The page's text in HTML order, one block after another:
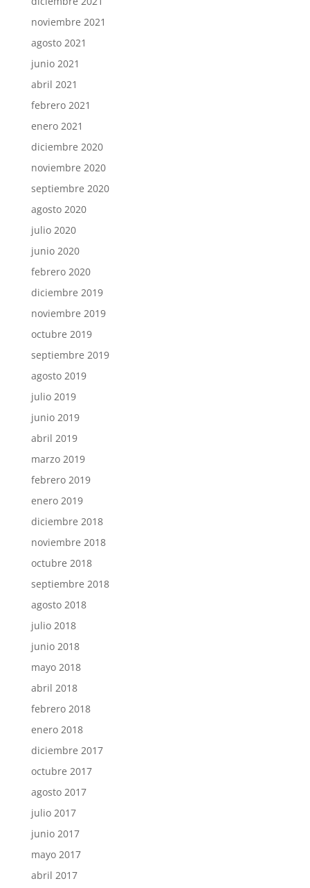
noviembre 2021
agosto 2021
junio 2021
abril 2021
febrero 2021
enero 2021
diciembre 2020
noviembre 2020
septiembre 2020
agosto 2020
julio 2020
junio 2020
febrero 2020
diciembre 2019
noviembre 2019
octubre 2019
septiembre 2019
agosto 2019
julio 2019
junio 2019
abril 2019
marzo 2019
febrero 2019
enero 2019
diciembre 2018
noviembre 2018
octubre 2018
septiembre 2018
agosto 2018
julio 2018
junio 2018
mayo 2018
abril 2018
febrero 2018
enero 2018
diciembre 2017
octubre 2017
agosto 2017
julio 2017
junio 2017
mayo 2017
abril 2017